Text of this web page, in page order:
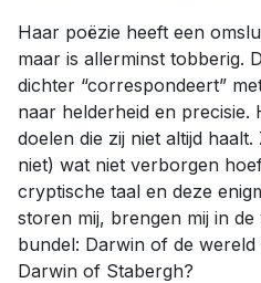
Haar poëzie heeft een
maar is allerminst tobberig.
dichter “correspondeert”
naar helderheid en precisie.
doelen die zij niet altijd
niet) wat niet verborgen
cryptische taal en deze
storen mij, brengen mij in
bundel: Darwin of de
Darwin of Stabergh?